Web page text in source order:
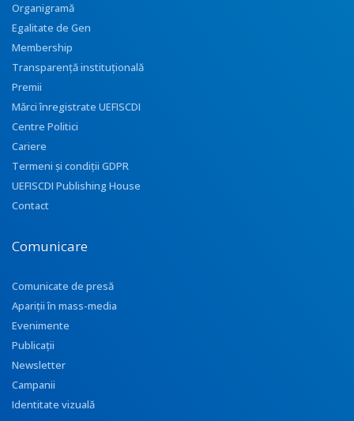
Organigramă
Egalitate de Gen
Membership
Transparenţă instituţională
Premii
Mărci înregistrate UEFISCDI
Centre Politici
Cariere
Termeni și condiții GDPR
UEFISCDI Publishing House
Contact
Comunicare
Comunicate de presă
Apariţii în mass-media
Evenimente
Publicații
Newsletter
Campanii
Identitate vizuală